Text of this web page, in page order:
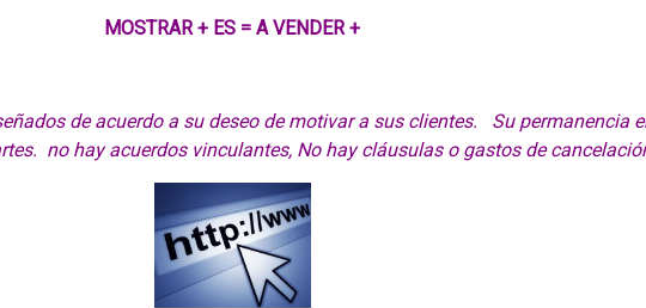
MOSTRAR + ES = A VENDER +
de acuerdo a su deseo de motivar a sus clientes. Su permanencia
no hay acuerdos vinculantes, No hay cláusulas o gastos de